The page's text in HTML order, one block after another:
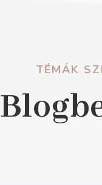
TÉMÁK